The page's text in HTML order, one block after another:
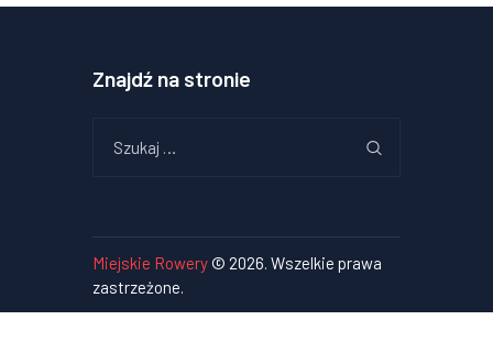
Znajdź na stronie
Miejskie Rowery © 2026. Wszelkie prawa
zastrzeżone.